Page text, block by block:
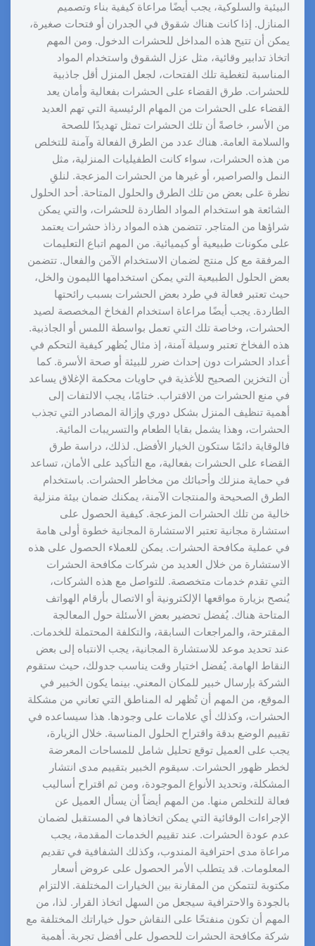
البيئية والسلوكية، يجب أيضًا مراعاة كيفية بناء وتصميم
المنازل. إذا كانت هناك شقوق في الجدران أو فتحات صغيرة،
يمكن أن تتيح هذه المداخل للحشرات الدخول. ومن المهم
اتخاذ تدابير وقائية، مثل عزل الشقوق واستخدام المواد
المناسبة لتغطية تلك الفتحات، لجعل المنزل أقل جاذبية
للحشرات. طرق القضاء على الحشرات بفعالية وأمان يعد
القضاء على الحشرات من المهام الرئيسية التي تهم العديد
من الأسر، خاصةً أن تلك الحشرات تمثل تهديدًا للصحة
والسلامة العامة. هناك عدد من الطرق الفعالة وآمنة للتخلص
من هذه الحشرات، سواء كانت الطفيليات المنزلية، مثل
النمل والصراصير، أو غيرها من الحشرات المزعجة. لنلقِ
نظرة على بعض من تلك الطرق والحلول المتاحة. أحد الحلول
الشائعة هو استخدام المواد الطاردة للحشرات، والتي يمكن
شراؤها من المتاجر. تتضمن هذه المواد رذاذ حشرات يعتمد
على مكونات طبيعية أو كيميائية. من المهم اتباع التعليمات
المرفقة مع كل منتج لضمان الاستخدام الآمن والفعال. تتضمن
بعض الحلول الطبيعية التي يمكن استخدامها الليمون والخل،
حيث تعتبر فعالة في طرد بعض الحشرات بسبب رائحتها
الطاردة. يجب أيضًا مراعاة استخدام الفخاخ المخصصة لصيد
الحشرات، وخاصة تلك التي تعمل بواسطة اللمس أو الجاذبية.
هذه الفخاخ تعتبر وسيلة آمنة، إذ مثال يُظهر كيفية التحكم في
أعداد الحشرات دون إحداث ضرر للبيئة أو صحة الأسرة. كما
أن التخزين الصحيح للأغذية في حاويات محكمة الإغلاق يساعد
في منع الحشرات من الاقتراب. ختامًا، يجب الالتفات إلى
أهمية تنظيف المنزل بشكل دوري وإزالة المصادر التي تجذب
الحشرات، وهذا يشمل بقايا الطعام والتسريبات المائية.
فالوقاية دائمًا ستكون الخيار الأفضل. لذلك، دراسة طرق
القضاء على الحشرات بفعالية، مع التأكيد على الأمان، تساعد
في حماية منزلك وأحبائك من مخاطر الحشرات. باستخدام
الطرق الصحيحة والمنتجات الآمنة، يمكنك ضمان بيئة منزلية
خالية من تلك الحشرات المزعجة. كيفية الحصول على
استشارة مجانية تعتبر الاستشارة المجانية خطوة أولى هامة
في عملية مكافحة الحشرات. يمكن للعملاء الحصول على هذه
الاستشارة من خلال العديد من شركات مكافحة الحشرات
التي تقدم خدمات متخصصة. للتواصل مع هذه الشركات،
يُنصح بزيارة مواقعها الإلكترونية أو الاتصال بأرقام الهواتف
المتاحة هناك. يُفضل تحضير بعض الأسئلة حول المعالجة
المقترحة، والمراجعات السابقة، والتكلفة المحتملة للخدمات.
عند تحديد موعد للاستشارة المجانية، يجب الانتباه إلى بعض
النقاط الهامة. يُفضل اختيار وقت يناسب جدولك، حيث ستقوم
الشركة بإرسال خبير للمكان المعني. بينما يكون الخبير في
الموقع، من المهم أن تُظهر له المناطق التي تعاني من مشكلة
الحشرات، وكذلك أي علامات على وجودها. هذا سيساعده في
تقييم الوضع بدقة واقتراح الحلول المناسبة. خلال الزيارة،
يجب على العميل توقع تحليل شامل للمساحات المعرضة
لخطر ظهور الحشرات. سيقوم الخبير بتقييم مدى انتشار
المشكلة، وتحديد الأنواع الموجودة، ومن ثم اقتراح أساليب
فعالة للتخلص منها. من المهم أيضاً أن يسأل العميل عن
الإجراءات الوقائية التي يمكن اتخاذها في المستقبل لضمان
عدم عودة الحشرات. عند تقييم الخدمات المقدمة، يجب
مراعاة مدى احترافية المندوب، وكذلك الشفافية في تقديم
المعلومات. قد يتطلب الأمر الحصول على عروض أسعار
مكتوبة لتتمكن من المقارنة بين الخيارات المختلفة. الالتزام
بالجودة والاحترافية سيجعل من السهل اتخاذ القرار. لذا، من
المهم أن تكون منفتحًا على النقاش حول خياراتك المختلفة مع
شركة مكافحة الحشرات للحصول على أفضل تجربة. أهمية